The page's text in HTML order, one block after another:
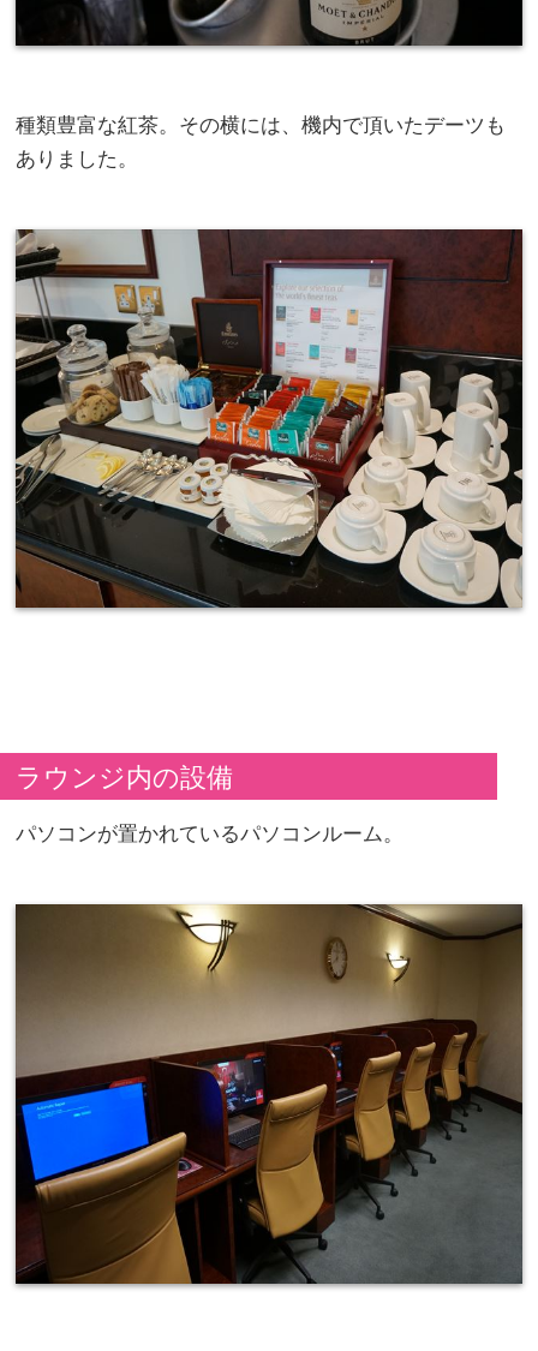
種類豊富な紅茶。その横には、機内で頂いたデーツも
ありました。
ラウンジ内の設備
パソコンが置かれているパソコンルーム。